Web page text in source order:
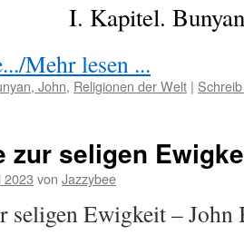
I. Kapitel.
Mehr lesen ...
John, Religionen der Welt |
zur seligen
2023 von Jazzybee
seligen Ewigkeit – John